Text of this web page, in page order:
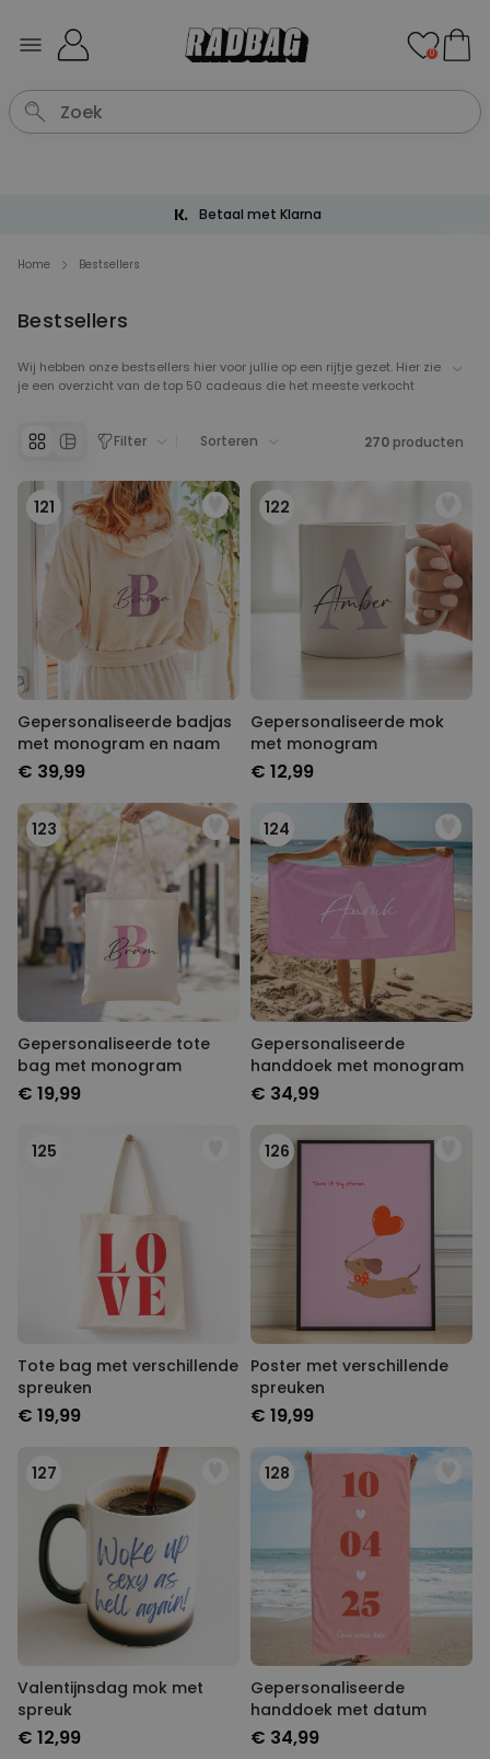
0
Gratis verzending vanaf € 60
Home Bestsellers
Bestsellers
Wij hebben onze bestsellers hier voor jullie op een rijtje gezet. Hier zie
je een overzicht van de top 50 cadeaus die het meeste verkocht
personaliseerbare deurmatten tot eenhoorn pantoffels. Neem een
origineel cadeautje.
Filter Sorteren 270 producten
121
Gepersonaliseerde badjas
met monogram en naam
€ 39,99
122
Gepersonaliseerde mok
met monogram
€ 12,99
123
Gepersonaliseerde tote
bag met monogram
€ 19,99
124
Gepersonaliseerde
handdoek met monogram
€ 34,99
125
Tote bag met verschillende
spreuken
€ 19,99
126
Poster met verschillende
spreuken
€ 19,99
127
Valentijnsdag mok met
spreuk
€ 12,99
128
Gepersonaliseerde
handdoek met datum
€ 34,99